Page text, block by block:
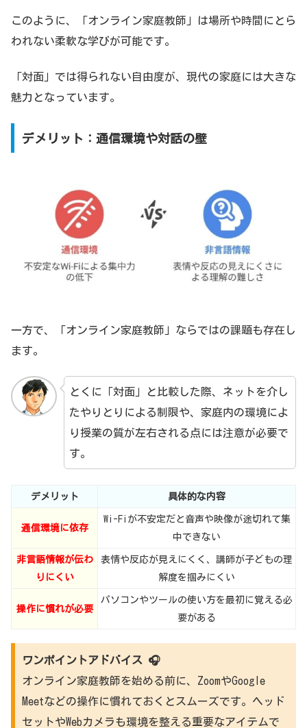
このように、「オンライン家庭教師」は場所や時間にとら
われない柔軟な学びが可能です。
「対面」では得られない自由度が、現代の家庭には大きな
魅力となっています。
デメリット：通信環境や対話の壁
一方で、「オンライン家庭教師」ならではの課題も存在し
ます。
とくに「対面」と比較した際、ネットを介し
たやりとりによる制限や、家庭内の環境によ
り授業の質が左右される点には注意が必要で
す。
デメリット 具体的な内容
通信環境に依存
Wi-Fiが不安定だと音声や映像が途切れて集
中できない
非言語情報が伝わ
りにくい
表情や反応が見えにくく、講師が子どもの理
解度を掴みにくい
操作に慣れが必要
パソコンやツールの使い方を最初に覚える必
要がある
ワンポイントアドバイス 🎧
オンライン家庭教師を始める前に、ZoomやGoogle
Meetなどの操作に慣れておくとスムーズです。ヘッド
セットやWebカメラも環境を整える重要なアイテムで